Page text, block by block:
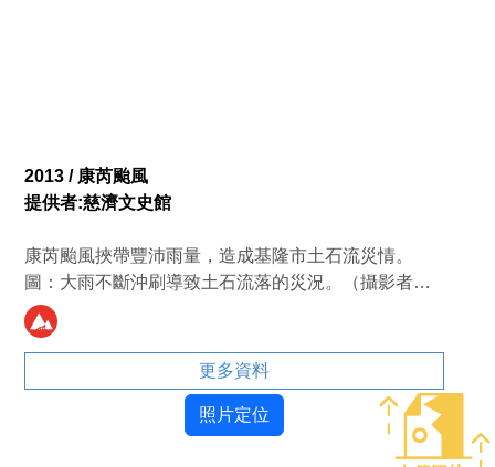
2013 / 康芮颱風
提供者:慈濟文史館
康芮颱風挾帶豐沛雨量，造成基隆市土石流災情。
圖：大雨不斷沖刷導致土石流落的災況。（攝影者／
游錫璋）
更多資料
照片定位